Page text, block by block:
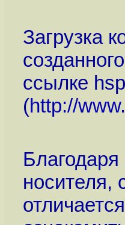
Загрузка
ссылке
(http://
носителя,